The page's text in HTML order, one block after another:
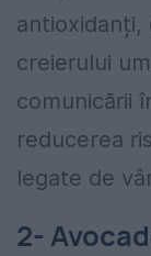
creierului
comunicării
reducerea
legate de
2-